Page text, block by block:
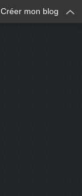
Créer mon blog